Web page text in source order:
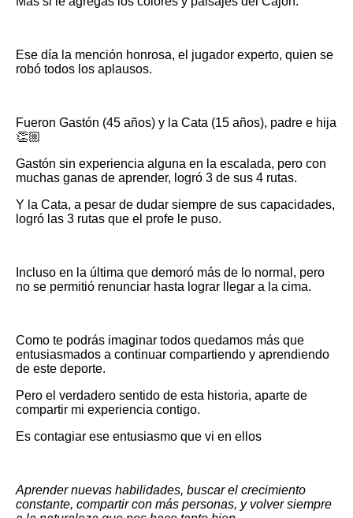
Ese día la mención honrosa, el jugador experto, quien se
robó todos los aplausos.
Fueron Gastón (45 años) y la Cata (15 años), padre e hija
👏🏼
Gastón sin experiencia alguna en la escalada, pero con
muchas ganas de aprender, logró 3 de sus 4 rutas.
Y la Cata, a pesar de dudar siempre de sus capacidades,
logró las 3 rutas que el profe le puso.
Incluso en la última que demoró más de lo normal, pero
no se permitió renunciar hasta lograr llegar a la cima.
Como te podrás imaginar todos quedamos más que
entusiasmados a continuar compartiendo y aprendiendo
de este deporte.
Pero el verdadero sentido de esta historia, aparte de
compartir mi experiencia contigo.
Es contagiar ese entusiasmo que vi en ellos
Aprender nuevas habilidades, buscar el crecimiento
constante, compartir con más personas, y volver siempre